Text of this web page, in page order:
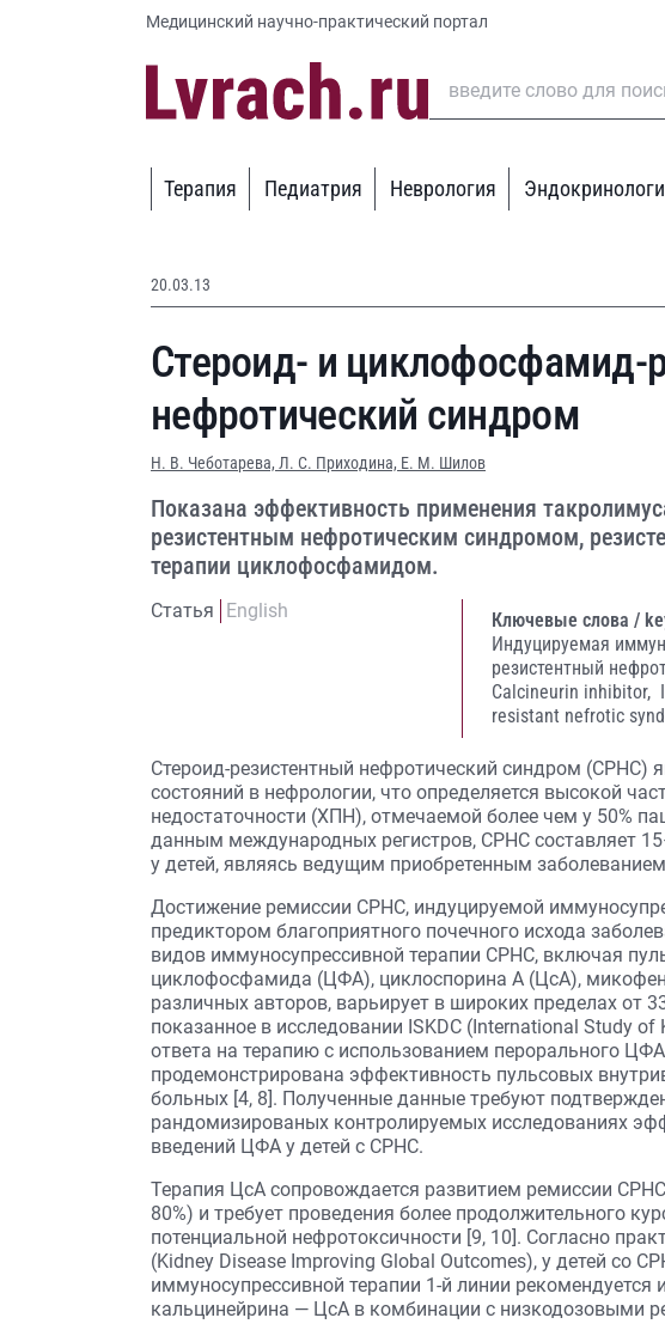
Медицинский научно-практический портал
Терапия Педиатрия Неврология
20.03.13
Стероид- и циклофосфамид-
нефротический синдром
Н. В. Чеботарева, Л. С. Приходина, Е. М. Шилов
Показана эффективность применения
резистентным нефротическим синдромом,
терапии циклофосфамидом.
Статья English Ключевые слова /
Индуцируемая
резистентный
Calcineurin inhibitor,
resistant nefrotic
Стероид-резистентный нефротический синдром (СРНС)
состояний в нефрологии, что определяется высокой
недостаточности (ХПН), отмечаемой более чем у 50%
данным международных регистров, СРНС составляет
у детей, являясь ведущим приобретенным
Достижение ремиссии СРНС, индуцируемой
предиктором благоприятного почечного исхода
видов иммуносупрессивной терапии СРНС, включая
циклофосфамида (ЦФА), циклоспорина А (ЦсА),
различных авторов, варьирует в широких пределах от
показанное в исследовании ISKDC (International Study of
ответа на терапию с использованием перорального
продемонстрирована эффективность пульсовых
больных [4, 8]. Полученные данные требуют
рандомизированых контролируемых исследованиях
введений ЦФА у детей с СРНС.
Терапия ЦсА сопровождается развитием ремиссии
80%) и требует проведения более продолжительного
потенциальной нефротоксичности [9, 10]. Согласно
(Kidney Disease Improving Global Outcomes), у детей со
иммуносупрессивной терапии 1-й линии рекомендуется
кальцинейрина — ЦсА в комбинации с низкодозовыми